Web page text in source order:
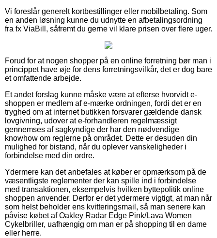
Vi foreslår generelt kortbestillinger eller mobilbetaling. Som
en anden løsning kunne du udnytte en afbetalingsordning
fra fx ViaBill, såfremt du gerne vil klare prisen over flere uger.
Forud for at nogen shopper på en online forretning bør man i
princippet have øje for dens forretningsvilkår, det er dog bare
et omfattende arbejde.
Et andet forslag kunne måske være at efterse hvorvidt e-
shoppen er medlem af e-mærke ordningen, fordi det er en
tryghed om at internet butikken forsvarer gældende dansk
lovgivning, udover at e-forhandleren regelmæssigt
gennemses af sagkyndige der har den nødvendige
knowhow om reglerne på området. Dette er desuden din
mulighed for bistand, når du oplever vanskeligheder i
forbindelse med din ordre.
Ydermere kan det anbefales at køber er opmærksom på de
væsentligste reglementer der kan spille ind i forbindelse
med transaktionen, eksempelvis hvilken byttepolitik online
shoppen anvender. Derfor er det ydermere vigtigt, at man når
som helst beholder ens kvitteringsmail, så man senere kan
påvise købet af Oakley Radar Edge Pink/Lava Women
Cykelbriller, uafhængig om man er på shopping til en dame
eller herre.